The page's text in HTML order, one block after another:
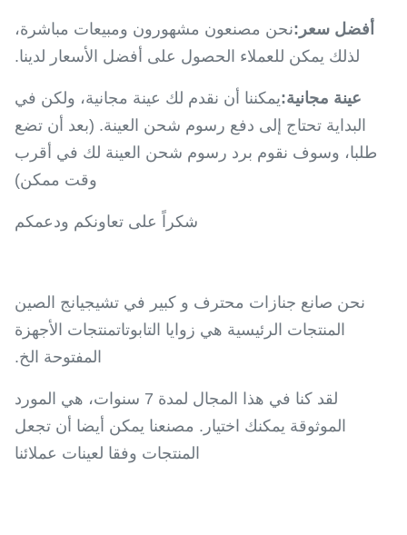
أفضل سعر:نحن مصنعون مشهورون ومبيعات مباشرة،
لذلك يمكن للعملاء الحصول على أفضل الأسعار لدينا.
عينة مجانية:يمكننا أن نقدم لك عينة مجانية، ولكن في
البداية تحتاج إلى دفع رسوم شحن العينة. (بعد أن تضع
طلبا، وسوف نقوم برد رسوم شحن العينة لك في أقرب
وقت ممكن)
شكراً على تعاونكم ودعمكم
نحن صانع جنازات محترف و كبير في تشيجيانج الصين
المنتجات الرئيسية هي زوايا التابوتاتمنتجات الأجهزة
المفتوحة الخ.
لقد كنا في هذا المجال لمدة 7 سنوات، هي المورد
الموثوقة يمكنك اختيار. مصنعنا يمكن أيضا أن تجعل
المنتجات وفقا لعينات عملائنا